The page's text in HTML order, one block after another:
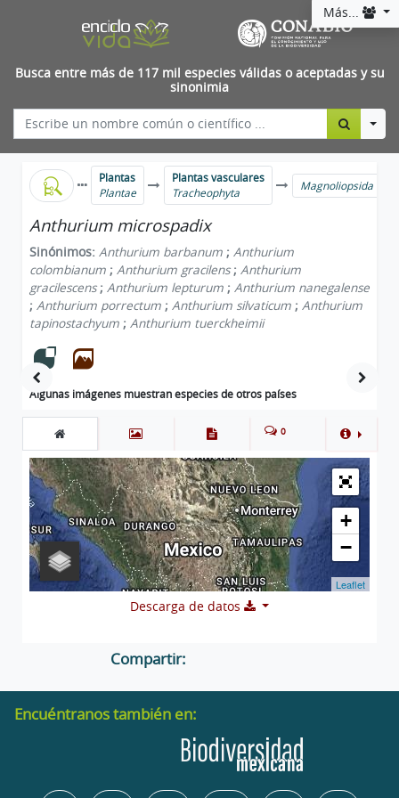
Más...
Busca entre más de 117 mil especies válidas o aceptadas y su
sinonimia
Plantas
Plantae
Plantas vasculares
Tracheophyta
Magnoliopsida
Anthurium microspadix
Sinónimos: Anthurium barbanum ; Anthurium
colombianum ; Anthurium gracilens ; Anthurium
gracilescens ; Anthurium lepturum ; Anthurium nanegalense
; Anthurium porrectum ; Anthurium silvaticum ; Anthurium
tapinostachyum ; Anthurium tuerckheimii
Algunas imágenes muestran especies de otros países
0
+
−
Leaflet
Descarga de datos
Compartir:
Encuéntranos también en: